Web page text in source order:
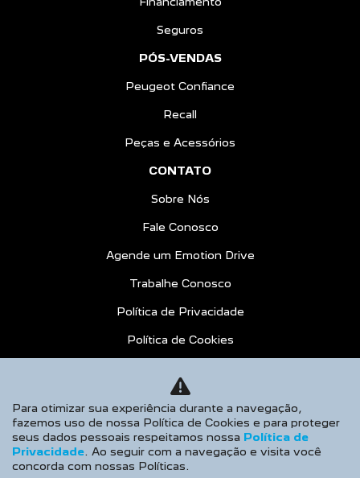
Seguros
PÓS-VENDAS
Peugeot Confiance
Recall
Peças e Acessórios
CONTATO
Sobre Nós
Fale Conosco
Agende um Emotion Drive
Trabalhe Conosco
Política de Privacidade
Política de Cookies
AGENDE UM TEST DRIVE
Desacelere. Seu bem maior é a vida.
Para otimizar sua experiência durante a navegação,
fazemos uso de nossa Política de Cookies e para proteger
seus dados pessoais respeitamos nossa Política de
Privacidade. Ao seguir com a navegação e visita você
concorda com nossas Políticas.